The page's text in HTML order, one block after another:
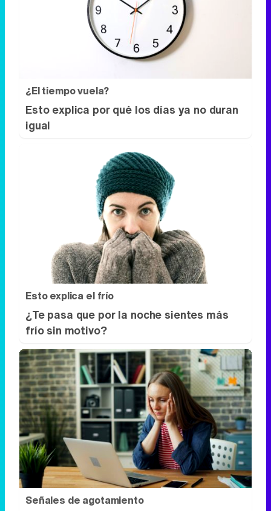
¿El tiempo vuela?
Esto explica por qué los días ya no duran
Esto explica el frío
¿Te pasa que por la noche sientes más
frío sin motivo?
Señales de agotamiento
¿Te sientes cansado sin razón? Estas
señales lo explican